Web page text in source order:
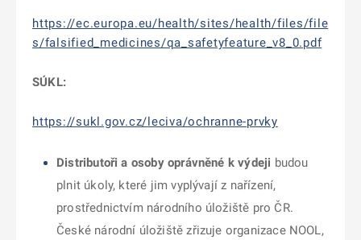
https://ec.europa.eu/health/sites/health/files/file
s/falsified_medicines/qa_safetyfeature_v8_0.pdf
SÚKL:
https://sukl.gov.cz/leciva/ochranne-prvky
Distributoři a osoby oprávněné k výdeji budou
plnit úkoly, které jim vyplývají z nařízení,
prostřednictvím národního úložiště pro ČR.
České národní úložiště zřizuje organizace NOOL,